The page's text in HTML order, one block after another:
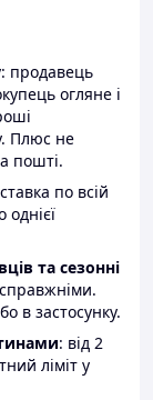
продавець
огляне і
Плюс не
пошті.
по всій
однієї
та сезонні
в застосунку.
: від 2
ліміт у